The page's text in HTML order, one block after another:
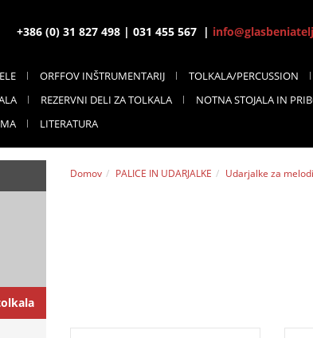
+386 (0) 31 827 498 | 031 455 567 |
ORFFOV INŠTRUMENTARIJ TOLKALA/PERCUSSION
REZERVNI DELI ZA TOLKALA NOTNA STOJALA IN
LITERATURA
Domov PALICE IN UDARJALKE Udarjalke za